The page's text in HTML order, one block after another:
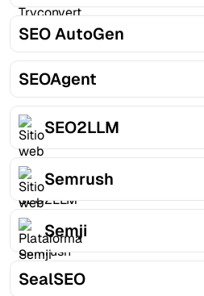
SEO AutoGen
SEOAgent
SEO2LLM
Semrush
Semji
SealSEO